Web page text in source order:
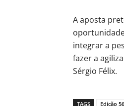
A aposta
integrar a
fazer a
Sérgio Félix.
TAGS Edição